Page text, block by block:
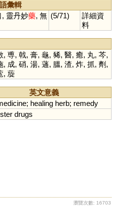
彙輯
, 靈丹妙藥, 無 (5/71)
詳細資
料
, 尃, 戟, 膏, 龜, 豨, 醫, 癒, 丸, 芩,
, 成, 硝, 湯, 蓪, 膃, 渣, 炸, 抓, 劑 ,
, 蔙
英文意義
; healing herb; remedy
drugs
瀏覽次數: 16703